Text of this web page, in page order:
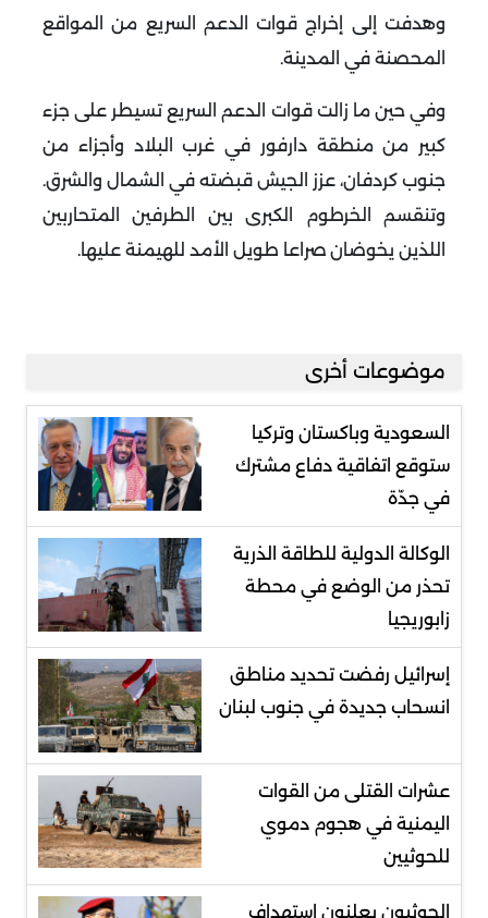
وهدفت إلى إخراج قوات الدعم السريع من المواقع
المحصنة في المدينة.
وفي حين ما زالت قوات الدعم السريع تسيطر على جزء
كبير من منطقة دارفور في غرب البلاد وأجزاء من
جنوب كردفان، عزز الجيش قبضته في الشمال والشرق.
وتنقسم الخرطوم الكبرى بين الطرفين المتحاربين
اللذين يخوضان صراعا طويل الأمد للهيمنة عليها.
موضوعات أخرى
السعودية وباكستان وتركيا
ستوقع اتفاقية دفاع مشترك
في جدّة
الوكالة الدولية للطاقة الذرية
تحذر من الوضع في محطة
زابوريجيا
إسرائيل رفضت تحديد مناطق
انسحاب جديدة في جنوب لبنان
عشرات القتلى من القوات
اليمنية في هجوم دموي
للحوثيين
الحوثيون يعلنون استهداف